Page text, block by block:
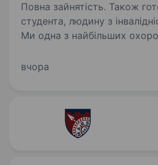
Повна зайнятість. Також
студента, людину з
Ми одна з найбільших
та запрошує на роботу
підприємствами, бізнесом…
вчора